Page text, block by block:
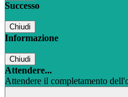
Successo
Chiudi
Informazione
Chiudi
Attendere...
Attendere il completamento